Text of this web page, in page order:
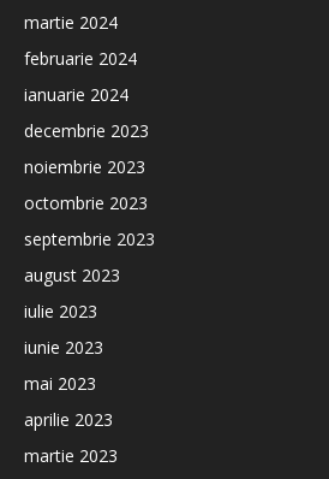
martie 2024
februarie 2024
ianuarie 2024
decembrie 2023
noiembrie 2023
octombrie 2023
septembrie 2023
august 2023
iulie 2023
iunie 2023
mai 2023
aprilie 2023
martie 2023